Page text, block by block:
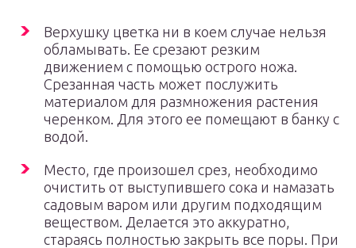
Верхушку цветка ни в коем случае нельзя
обламывать. Ее срезают резким
движением с помощью острого ножа.
Срезанная часть может послужить
материалом для размножения растения
черенком. Для этого ее помещают в банку с
водой.
Место, где произошел срез, необходимо
очистить от выступившего сока и намазать
садовым варом или другим подходящим
веществом. Делается это аккуратно,
стараясь полностью закрыть все поры. При